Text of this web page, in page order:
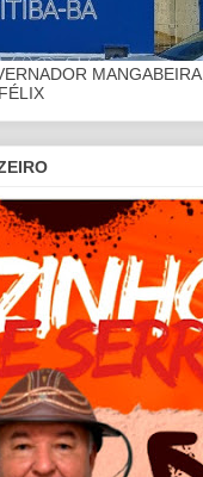
MANGABEIRA,